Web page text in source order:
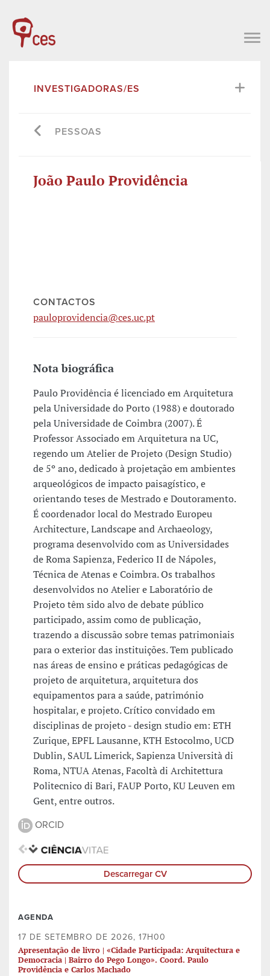
INVESTIGADORAS/ES
PESSOAS
João Paulo Providência
CONTACTOS
pauloprovidencia@ces.uc.pt
Nota biográfica
Paulo Providência é licenciado em Arquitetura
pela Universidade do Porto (1988) e doutorado
pela Universidade de Coimbra (2007). É
Professor Associado em Arquitetura na UC,
regendo um Atelier de Projeto (Design Studio)
de 5º ano, dedicado à projetação em ambientes
arqueológicos de impacto paisagístico, e
orientando teses de Mestrado e Doutoramento.
É coordenador local do Mestrado Europeu
Architecture, Landscape and Archaeology,
programa desenvolvido com as Universidades
de Roma Sapienza, Federico II de Nápoles,
Técnica de Atenas e Coimbra. Os trabalhos
desenvolvidos no Atelier e Laboratório de
Projeto têm sido alvo de debate público
participado, assim como de publicação,
trazendo a discussão sobre temas patrimoniais
para o exterior das instituições. Tem publicado
nas áreas de ensino e práticas pedagógicas de
projeto de arquitetura, arquitetura dos
equipamentos para a saúde, património
hospitalar, e projeto. Crítico convidado em
disciplinas de projeto - design studio em: ETH
Zurique, EPFL Lausanne, KTH Estocolmo, UCD
Dublin, SAUL Limerick, Sapienza Università di
Roma, NTUA Atenas, Facoltà di Architettura
Politecnico di Bari, FAUP Porto, KU Leuven em
Gent, entre outros.
ORCID
Descarregar CV
AGENDA
17 DE SETEMBRO DE 2026, 17H00
Apresentação de livro | «Cidade Participada: Arquitectura e
Democracia | Bairro do Pego Longo». Coord. Paulo
Providência e Carlos Machado